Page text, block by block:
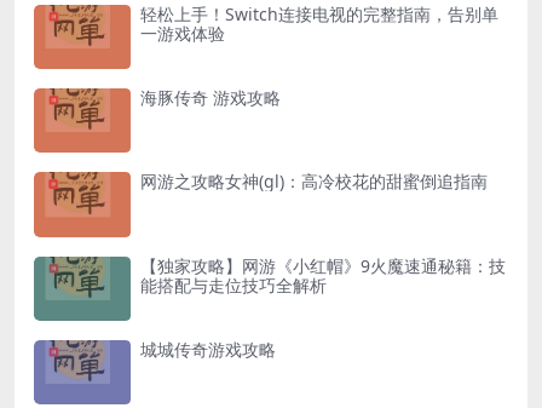
轻松上手！Switch连接电视的完整指南，告别单
一游戏体验
海豚传奇 游戏攻略
网游之攻略女神(gl)：高冷校花的甜蜜倒追指南
【独家攻略】网游《小红帽》9火魔速通秘籍：技
能搭配与走位技巧全解析
城城传奇游戏攻略